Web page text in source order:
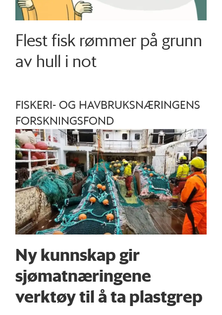
Flest fisk rømmer på grunn
av hull i not
FISKERI- OG HAVBRUKSNÆRINGENS
FORSKNINGSFOND
Ny kunnskap gir
sjømatnæringene
verktøy til å ta plastgrep